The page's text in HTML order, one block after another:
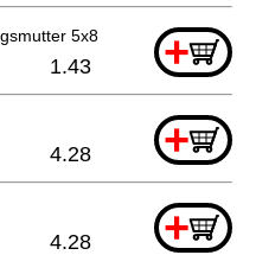
5x8 +
1.43
+
4.28
+
4.28